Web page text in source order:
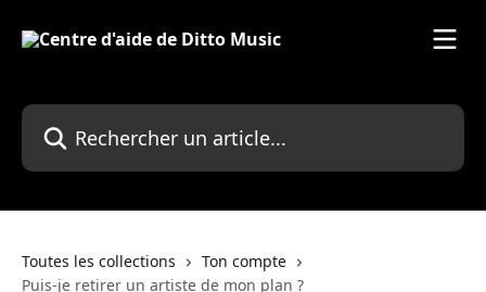
Rechercher un article...
Toutes les collections
Ton compte
Puis-je retirer un artiste de mon plan ?